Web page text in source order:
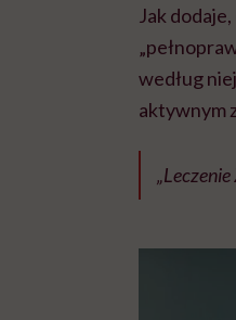
Jak
według
aktywnym